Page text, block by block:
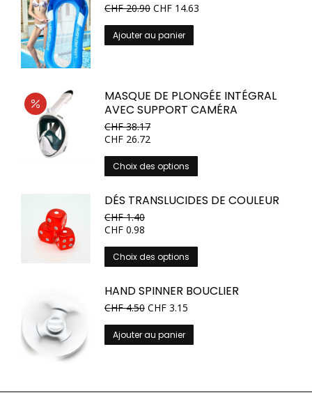
CHF20.90 CHF 14.63
Ajouter au panier
MASQUE DE PLONGÉE INTÉGRAL
AVEC SUPPORT CAMÉRA
CHF38.17
CHF 26.72
Choix des options
produit
plusieurs
options
peuvent
choisies
DÉS TRANSLUCIDES DE COULEUR
CHF1.40
CHF 0.98
Choix des options
produit
plusieurs
HAND SPINNER BOUCLIER
CHF4.50 CHF 3.15
Ajouter au panier